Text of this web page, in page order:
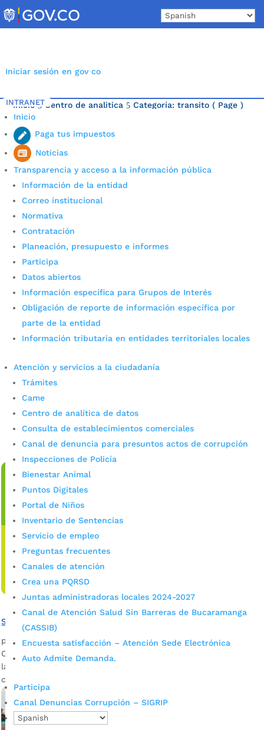
to
content
Iniciar sesión en gov co
INTRANET
Inicio
Paga tus impuestos
Noticias
Transparencia y acceso a la información pública
Información de la entidad
Correo institucional
Normativa
Contratación
Planeación, presupuesto e informes
Participa
Datos abiertos
Información específica para Grupos de Interés
Obligación de reporte de información específica por
parte de la entidad
Información tributaria en entidades territoriales locales
Atención y servicios a la ciudadanía
Trámites
Came
Centro de analítica de datos
Consulta de establecimientos comerciales
Canal de denuncia para presuntos actos de corrupción
Inspecciones de Policía
Bienestar Animal
Puntos Digitales
Portal de Niños
Inventario de Sentencias
Servicio de empleo
Preguntas frecuentes
Canales de atención
Crea una PQRSD
Juntas administradoras locales 2024-2027
Canal de Atención Salud Sin Barreras de Bucaramanga
(CASSIB)
Encuesta satisfacción – Atención Sede Electrónica
Auto Admite Demanda.
Participa
Canal Denuncias Corrupción – SIGRIP
Inicio 5 Centro de analitica 5 Categoría: transito ( Page )
Última noticia.
$1.000 millones darán vida a 10
carrozas que ya empiezan a
escribir la historia de la Feria
Bonita 2026
Con una inversión superior a los $1.000 millones, el IMCT
inició la construcción de las 10 carrozas que
protagonizarán el Desfile Pico de Oro de la Feria Bonita
de Colombia, una apuesta que exalta...
leer más
Se abren preinscripciones para la EMA
por admin_prensa|Jun 24, 2026|Noticias
Conozca los plazos y cómo aplicar a las preinscripciones de
la EMA, Escuela Municipal de Artes y Oficios. Bucaramanga
continúa fortaleciendo el...